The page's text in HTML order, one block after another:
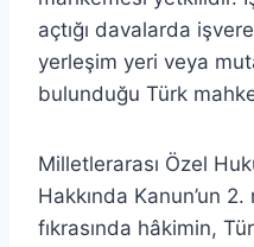
açtığı davalarda
yerleşim yeri veya
bulunduğu Türk
Milletlerarası Özel
Hakkında Kanun’un
fıkrasında hâkimin,